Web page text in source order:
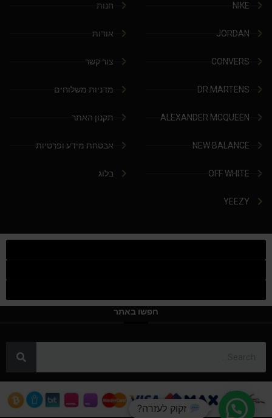
NIKE
JORDAN
CONVERS
DR.MARTENS
ALEXANDER MCQUEEN
NEW BALANCE
OFF WHITE
YEEZY
חנות
אודות
צור קשר
מדניות משלוחים
תקנון האתר
אבטחת מידע ופרטיות
בלוג
חפשו באתר
זקוק לעזרה?